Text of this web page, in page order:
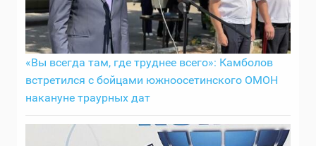
«Вы всегда там, где труднее всего»: Камболов
встретился с бойцами южноосетинского ОМОН
накануне траурных дат